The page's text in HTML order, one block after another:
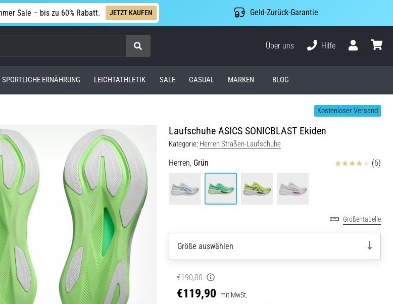
Sale – bis zu 60% Rabatt. JETZT KAUFEN Geld-Zurück-Garantie
Suche
Über uns
Hilfe
SPORTLICHE ERNÄHRUNG LEICHTATHLETIK SALE CASUAL MARKEN BLOG
Kostenloser Versand
Laufschuhe ASICS SONICBLAST Ekiden
Kategorie: Herren Straßen-Laufschuhe
Herren, Grün Bewertungen(6)
Größentabelle
Größe auswählen
€190,00
€119,90 mit MwSt.